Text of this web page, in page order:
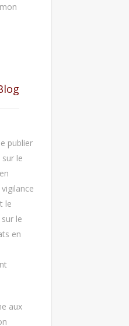
publier
le
le
le
en
aux